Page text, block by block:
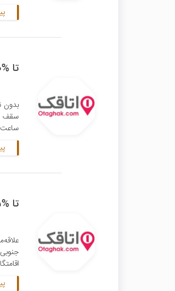
تا %50 تخفیف اتاقک ویژه اقامتگاه‌های لحظه آخری
بدون
سقف 50 درصد، ارزان‌تر رزرو نمایید. این
ساعت 10 الی 24، برای اقامتگاه‌‌های آماده تحویل برای همان شب ...
تا %65 تخفیف اتاقک ویژه اقامتگاه‌های ساحل جنوب ایران